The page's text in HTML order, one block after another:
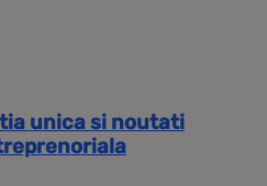
unica si noutati